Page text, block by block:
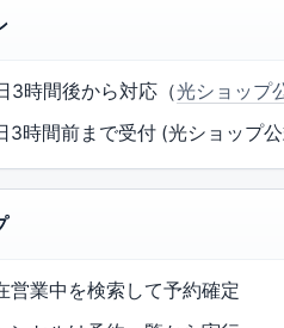
3時間後から対応（光ショップ
3時間前まで受付 (光ショップ
営業中を検索して予約確定